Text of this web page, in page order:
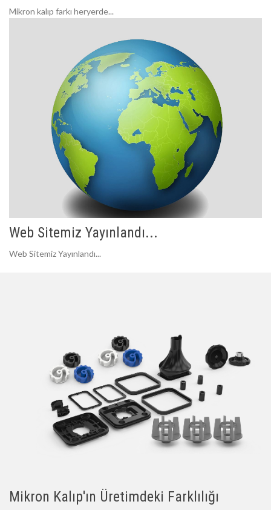
Mikron kalıp farkı heryerde...
Web Sitemiz Yayınlandı...
Web Sitemiz Yayınlandı...
Mikron Kalıp'ın Üretimdeki Farklılığı